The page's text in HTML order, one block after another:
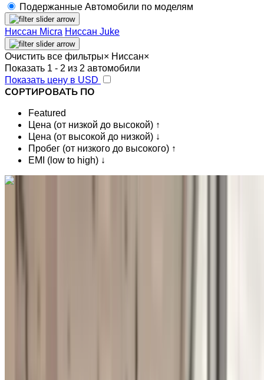
Подержанные Автомобили по моделям
Ниссан Micra Ниссан Juke
Очистить все фильтры× Ниссан×
Показать 1 - 2 из 2 автомобили
Показать цену в USD
СОРТИРОВАТЬ ПО
Featured
Цена (от низкой до высокой) ↑
Цена (от высокой до низкой) ↓
Пробег (от низкого до высокого) ↑
EMI (low to high) ↓
Вам нравится то, что вы видите?